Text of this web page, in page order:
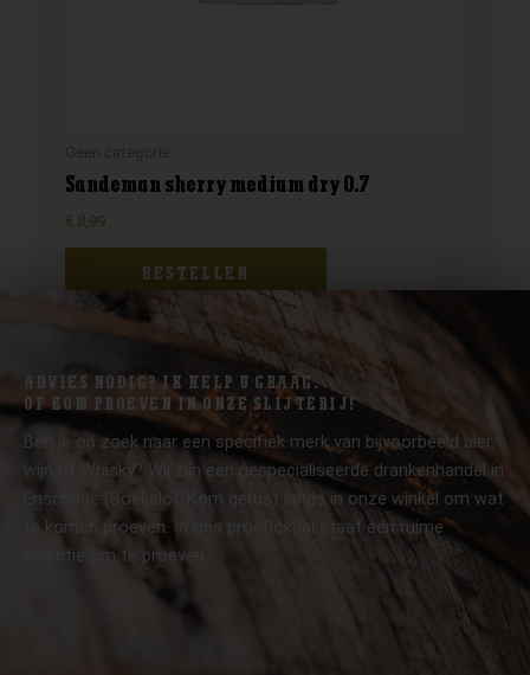
Sandeman sherry medium dry 0.7
€ 8,99
BESTELLEN
ADVIES NODIG? IK HELP U GRAAG.
OF KOM PROEVEN IN ONZE SLIJTERIJ!
Ben je op zoek naar een specifiek merk van bijvoorbeeld bier,
wijn of Whisky? Wij zijn een gespecialiseerde drankenhandel in
Enschede (Boekelo). Kom gerust langs in onze winkel om wat
te komen proeven. In ons proeflokaal staat een ruime
selectie om te proeven.